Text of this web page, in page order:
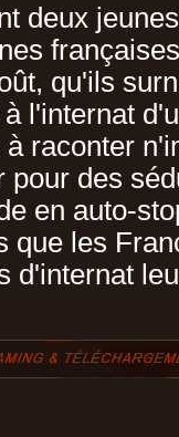
deux
qu'ils
l'internat
raconter
pour des
en auto-
que les
d'internat